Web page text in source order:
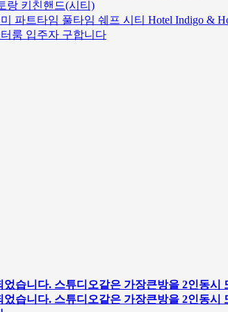
랑 키친핸드(시티)
파트타임 풀타임 쉐프 시티 Hotel Indigo &
터룸 입주자 구합니다
었습니다. 스튜디오같은 가장큰방을 2인동
었습니다. 스튜디오같은 가장큰방을 2인동